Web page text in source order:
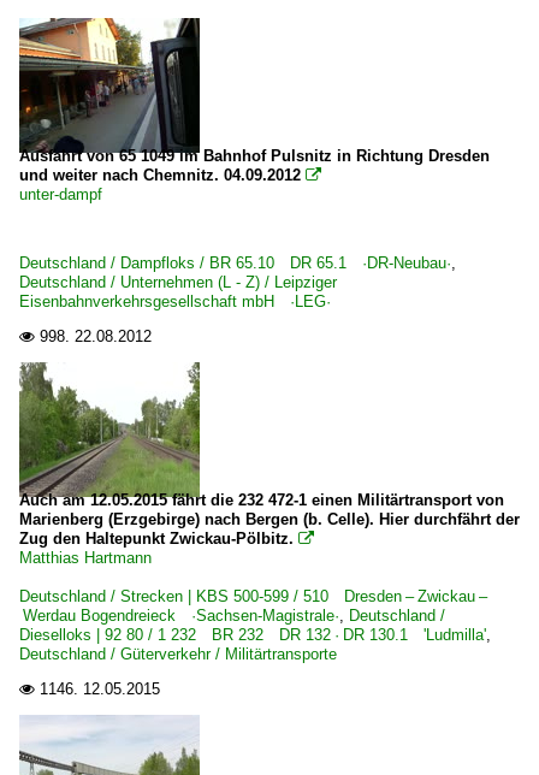
Ausfahrt von 65 1049 im Bahnhof Pulsnitz in Richtung Dresden
und weiter nach Chemnitz. 04.09.2012 
unter-dampf
Deutschland / Dampfloks / BR 65.10 DR 65.1 ·DR-Neubau·,
Deutschland / Unternehmen (L - Z) / Leipziger
Eisenbahnverkehrsgesellschaft mbH ·LEG·
 998. 22.08.2012
Auch am 12.05.2015 fährt die 232 472-1 einen Militärtransport von
Marienberg (Erzgebirge) nach Bergen (b. Celle). Hier durchfährt der
Zug den Haltepunkt Zwickau-Pölbitz. 
Matthias Hartmann
Deutschland / Strecken | KBS 500-599 / 510 Dresden – Zwickau –
Werdau Bogendreieck ·Sachsen-Magistrale·, Deutschland /
Dieselloks | 92 80 / 1 232 BR 232 DR 132 · DR 130.1 'Ludmilla',
Deutschland / Güterverkehr / Militärtransporte
 1146. 12.05.2015